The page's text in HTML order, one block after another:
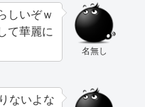
名無し
しいぞｗ
て華麗に
ないよな